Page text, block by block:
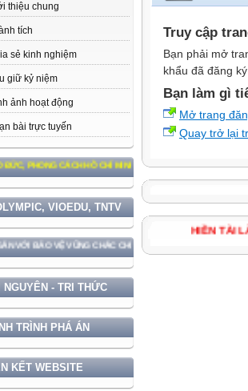
thiệu chung
tích
sẻ kinh nghiệm
giữ kỷ niệm
ảnh hoạt động
bài trực tuyến
PHONG CÁCH HỒ CHÍ MINH
VIOEDU, TNTV
BẢO VỆ VỮNG CHẮC CHỦ QUYỀN VÀ ĐỘC LẬP DÂN TỘC!
NGUYÊN - TRI THỨC
TRÌNH PHÁ ÁN
KẾT WEBSITE
Truy cập
Bạn phải mở
khẩu đã đăng
Bạn làm gì
Mở trang
Quay trở lại
HIỀN